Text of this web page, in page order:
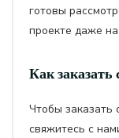
готовы
проекте даже
Как заказать
Чтобы заказать
свяжитесь с